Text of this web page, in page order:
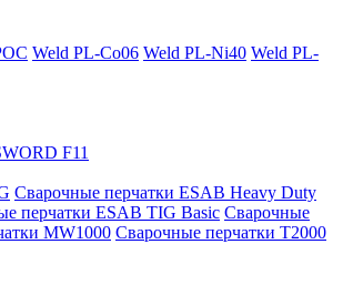
Weld PL-Co06 Weld PL-Ni40 Weld PL-
F11
Сварочные перчатки ESAB Heavy Duty
перчатки ESAB TIG Basic Сварочные
MW1000 Сварочные перчатки T2000